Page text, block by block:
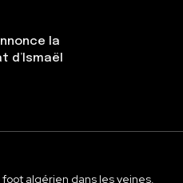
la
d’Ismaël
algérien dans les veines.